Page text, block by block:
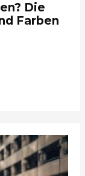
Die
Farben